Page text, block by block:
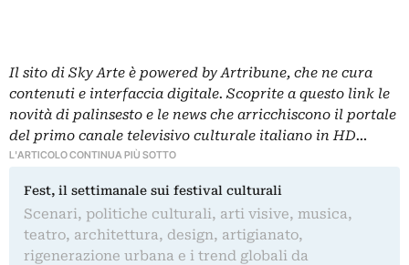
Il sito di Sky Arte è powered by Artribune, che ne cura
contenuti e interfaccia digitale. Scoprite a questo link le
novità di palinsesto e le news che arricchiscono il portale
del primo canale televisivo culturale italiano in HD…
L'ARTICOLO CONTINUA PIÙ SOTTO
Fest, il settimanale sui festival culturali
Scenari, politiche culturali, arti visive, musica,
teatro, architettura, design, artigianato,
rigenerazione urbana e i trend globali da